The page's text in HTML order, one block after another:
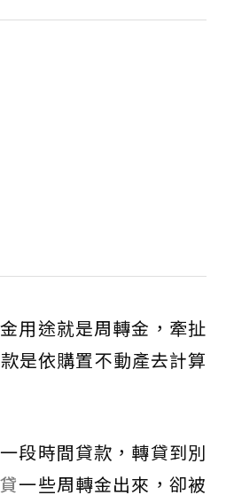
用途就是周轉金，牽扯
是依購置不動產去計算
段時間貸款，轉貸到別
一些周轉金出來，卻被